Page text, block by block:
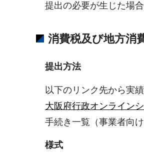
提出の必要が生じた場
消費税及び地方消
提出方法
以下のリンク先から実
大阪府行政オンライン
手続き一覧（事業者向
様式